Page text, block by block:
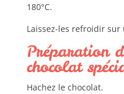
180°C.
Laissez-les refroidir sur
Préparation
chocolat
Hachez le chocolat.